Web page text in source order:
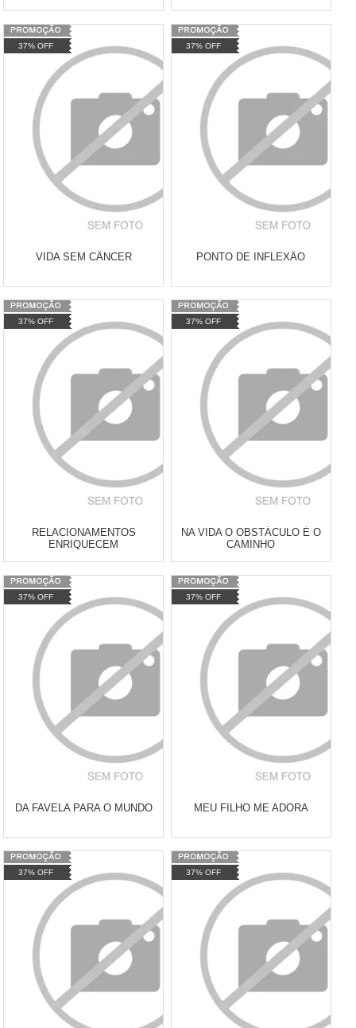
Varejo:
Atacado: R$ 2.550,90 (Apenas
Revendedor)
10 x
Cat:
COMPRAR
Varejo:
Atacado: R$ 2.550,90 (Apenas
Revendedor)
10 x
Cat:
COMPRAR
37% OFF
VIDA SEM CÂNCER
Varejo:
Atacado: R$ 2.550,90 (Apenas
Revendedor)
10 x
Cat:
COMPRAR
37% OFF
PONTO DE INFLEXÂO
Varejo:
Atacado: R$ 2.550,90 (Apenas
Revendedor)
10 x
Cat:
COMPRAR
37% OFF
RELACIONAMENTOS
ENRIQUECEM
Varejo:
Atacado: R$ 2.550,90 (Apenas
Revendedor)
10 x
Cat:
COMPRAR
37% OFF
NA VIDA O OBSTÁCULO É O
CAMINHO
Varejo:
Atacado: R$ 2.550,90 (Apenas
Revendedor)
10 x
Cat:
COMPRAR
37% OFF
DA FAVELA PARA O MUNDO
Varejo:
Atacado: R$ 2.550,90 (Apenas
Revendedor)
10 x
Cat:
COMPRAR
37% OFF
MEU FILHO ME ADORA
Varejo:
Atacado: R$ 2.550,90 (Apenas
Revendedor)
10 x
Cat:
COMPRAR
37% OFF 37% OFF